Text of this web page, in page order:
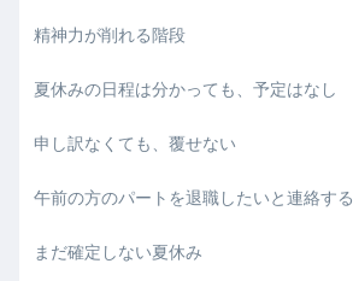
精神力が削れる階段
夏休みの日程は分かっても、予定はなし
申し訳なくても、覆せない
午前の方のパートを退職したいと連絡する
まだ確定しない夏休み